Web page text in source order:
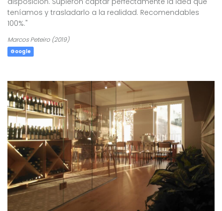
teníamos y trasladarlo a la realidad. Recomendables
100%."
Marcos Peteiro (2019)
Google